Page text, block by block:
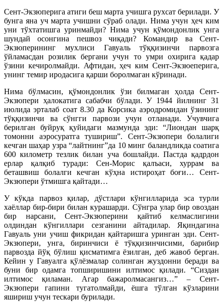
Сент-Экзюперига атиги беш марта учишга рухсат берилади. У
бунга яна уч марта учишни сўраб олади. Нима учун ҳеч ким
уни тўхтатишга уринмайди? Нима учун қўмондонлик унга
шундай осонгина пешвоз чиқади? Командир ва Сент-
Экзюперининг мухлиси Гавуаль тўққизинчи парвозга
ўйламасдан розилик бергани учун то умри охирига қадар
ўзини кечиролмайди. Афтидан, ҳеч ким Сент-Экзюеперига,
унинг темир иродасига қарши боролмаган кўринади.
Нима бўлмасин, қўмондонлик ўзи билмаган ҳолда Сент-
Экзюпери ҳалокатига сабабчи бўлади. У 1944 йилнинг 31
июлида эрталаб соат 8.30 да Корсика аэродромидан ўзининг
тўққизинчи ва сўнгги парвози учун отланади. Учувчига
берилган буйруқ қуйидаги мазмунда эди: “Лиондан шарқ
томонни аэросуратга тушириш”. Сент-Экзюпери болалиги
кечган шаҳар узра “лайтнинг”да 10 минг баландликда соатига
600 километр тезлик билан уча бошлайди. Пастда қадрдон
ерлар қалқиб туради: Сен-Морис қалъаси, хуррам ва
беташвиш болалги кечган кўҳна истироҳат боғи… Сент-
Экзюпери ўтмишга қайтади…
У кўкда парвоз қилар, дўстлари кўнгилларида эса турли
хаёллар бир-бири билан курашарди. Сўнгра улар бир овоздан
бир нарсани, Сент-Экзюперини қайтиб келмаслигини
олдиндан кўнгиллари сезганини айтадилар. Яқиндагина
Гавуаль уни учиш фикридан қайтаришга уринган эди. Сент-
Экзюпери, унга, биринчиси ё тўққизинчисими, барибир
парвозда йўқ бўлиш қисматимга ёзилган, деб жавоб берган.
Кейин у Гавуалга қўлёзмалар солинган жуздонни беради ва
буни бир одамга топширишини илтимос қилади. “Сиздан
илтимос қиламан. Агар бажаролмасангиз…” – Сент-
Экзюпери гапини тугатолмайди, ёшга тўлган кўзларини
яшириш учун тескари бурилади.